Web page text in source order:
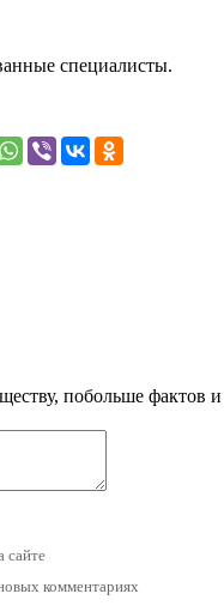
специалисты.
побольше фактов
сайте
комментариях